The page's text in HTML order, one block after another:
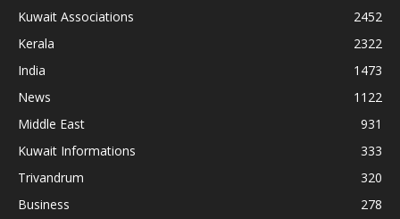
Kuwait Associations
2452
Kerala
2322
India
1473
News
1122
Middle East
931
Kuwait Informations
333
Trivandrum
320
Business
278